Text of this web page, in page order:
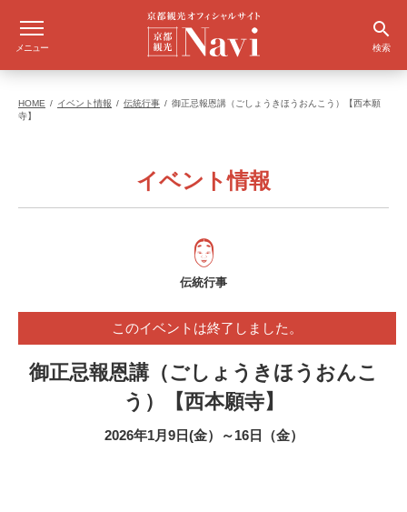
メニュー 検索
HOME イベント情報 伝統行事
御正忌報恩講（ごしょうきほうおんこう）【西本願
寺】
イベント情報
伝統行事
このイベントは終了しました。
御正忌報恩講（ごしょうきほうおんこ
う）【西本願寺】
2026年1月9日(金）～16日（金）